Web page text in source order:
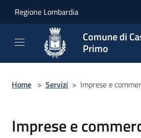
Regione Lombardia
Comune di
Primo
Home > Servizi > Imprese e
Imprese e